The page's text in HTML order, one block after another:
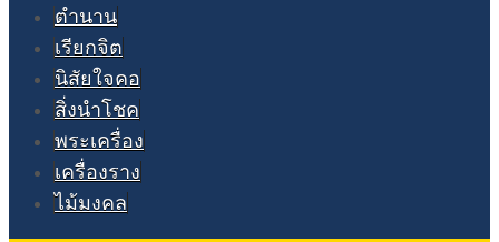
ตำนาน
เรียกจิต
นิสัยใจคอ
สิ่งนำโชค
พระเครื่อง
เครื่องราง
ไม้มงคล